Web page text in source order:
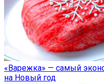
«Варежка» — самый
на Новый год